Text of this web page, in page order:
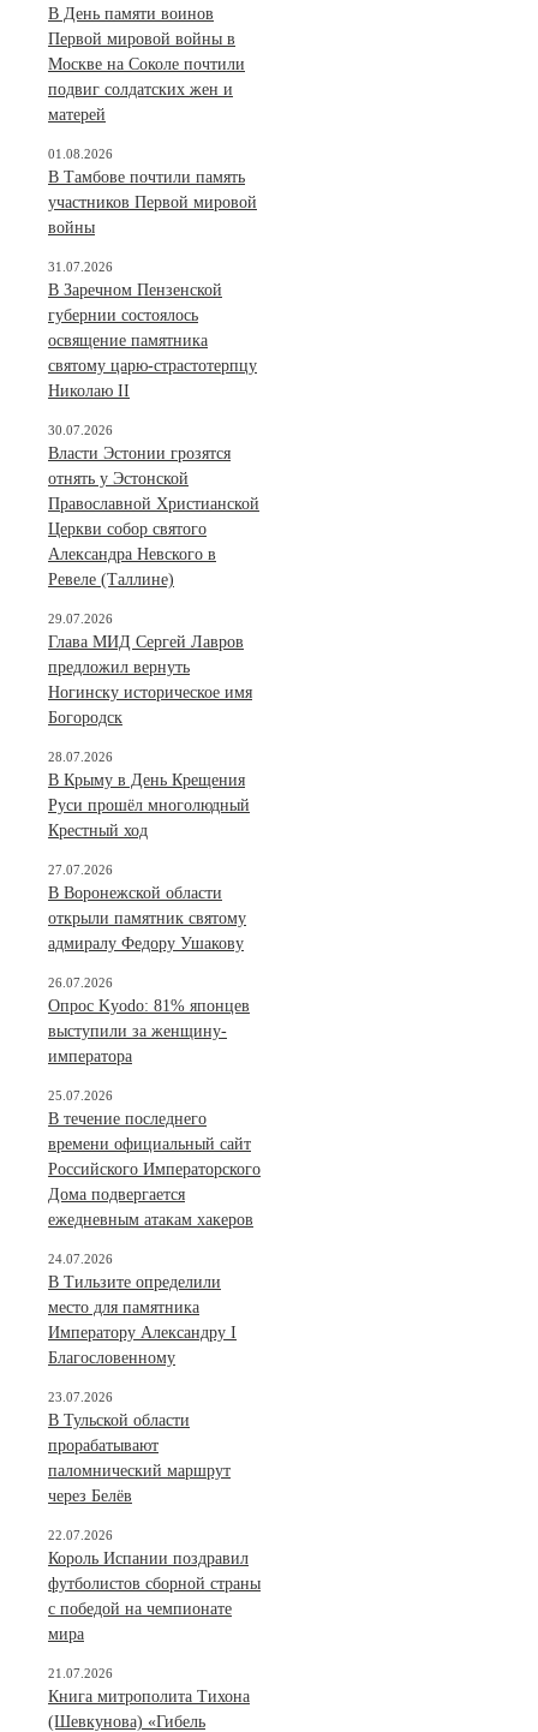
В День памяти воинов
Первой мировой войны в
Москве на Соколе почтили
подвиг солдатских жен и
матерей
В Тамбове почтили память
участников Первой мировой
войны
01.08.2026
В Заречном Пензенской
губернии состоялось
освящение памятника
святому царю-страстотерпцу
Николаю II
31.07.2026
Власти Эстонии грозятся
отнять у Эстонской
Православной Христианской
Церкви собор святого
Александра Невского в
Ревеле (Таллине)
30.07.2026
Глава МИД Сергей Лавров
предложил вернуть
Ногинску историческое имя
Богородск
29.07.2026
В Крыму в День Крещения
Руси прошёл многолюдный
Крестный ход
28.07.2026
В Воронежской области
открыли памятник святому
адмиралу Федору Ушакову
27.07.2026
Опрос Kyodo: 81% японцев
выступили за женщину-
императора
26.07.2026
В течение последнего
времени официальный сайт
Российского Императорского
Дома подвергается
ежедневным атакам хакеров
25.07.2026
В Тильзите определили
место для памятника
Императору Александру I
Благословенному
24.07.2026
В Тульской области
прорабатывают
паломнический маршрут
через Белёв
23.07.2026
Король Испании поздравил
футболистов сборной страны
с победой на чемпионате
мира
22.07.2026
Книга митрополита Тихона
(Шевкунова) «Гибель
21.07.2026